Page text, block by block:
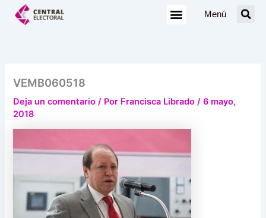
Menú
VEMB060518
Deja un comentario / Por Francisca Librado/6 mayo,
2018